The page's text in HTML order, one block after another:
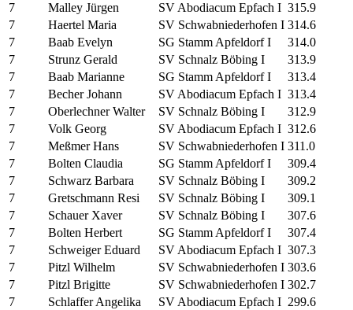
7
Malley Jürgen SV Abodiacum Epfach I 315.9
7
Haertel Maria SV Schwabniederhofen I 314.6
7
Baab Evelyn SG Stamm Apfeldorf I
314.0
7
Strunz Gerald SV Schnalz Böbing I
313.9
7
Baab Marianne SG Stamm Apfeldorf I
313.4
7
Becher Johann SV Abodiacum Epfach I 313.4
7
Oberlechner Walter SV Schnalz Böbing I
312.9
7
Volk Georg SV Abodiacum Epfach I 312.6
7
Meßmer Hans SV Schwabniederhofen I 311.0
7
Bolten Claudia SG Stamm Apfeldorf I
309.4
7
Schwarz Barbara SV Schnalz Böbing I
309.2
7
Gretschmann Resi SV Schnalz Böbing I
309.1
7
Schauer Xaver SV Schnalz Böbing I
307.6
7
Bolten Herbert SG Stamm Apfeldorf I
307.4
7
Schweiger Eduard SV Abodiacum Epfach I 307.3
7
Pitzl Wilhelm SV Schwabniederhofen I 303.6
7
Pitzl Brigitte SV Schwabniederhofen I 302.7
7
Schlaffer Angelika SV Abodiacum Epfach I 299.6